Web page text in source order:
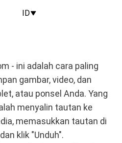
ID
- ini adalah cara paling
gambar, video, dan
atau ponsel Anda. Yang
menyalin tautan ke
memasukkan tautan di
klik "Unduh".